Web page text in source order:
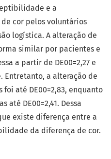
e a
cor pelos voluntários
logística. A alteração de
similar por pacientes e
a partir de DE00=2,27 e
Entretanto, a alteração de
até DE00=2,83, enquanto
até DE00=2,41. Dessa
existe diferença entre a
da diferença de cor.